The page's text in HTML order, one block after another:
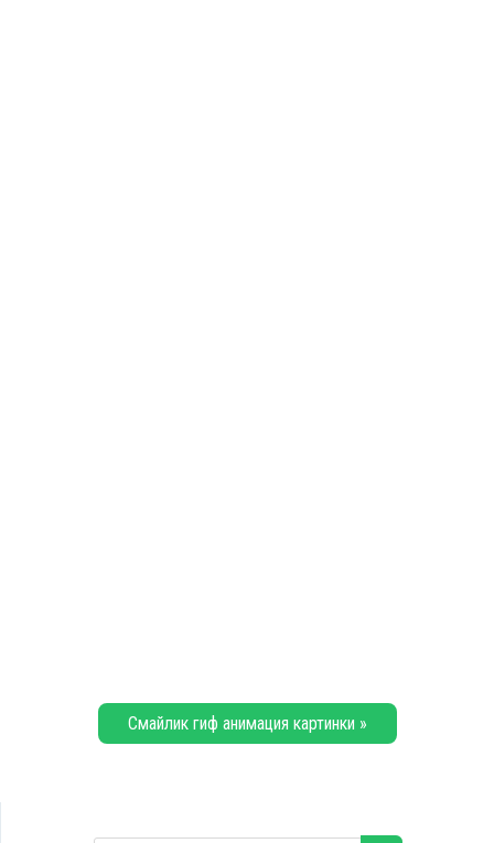
Смайлик гиф анимация картинки »